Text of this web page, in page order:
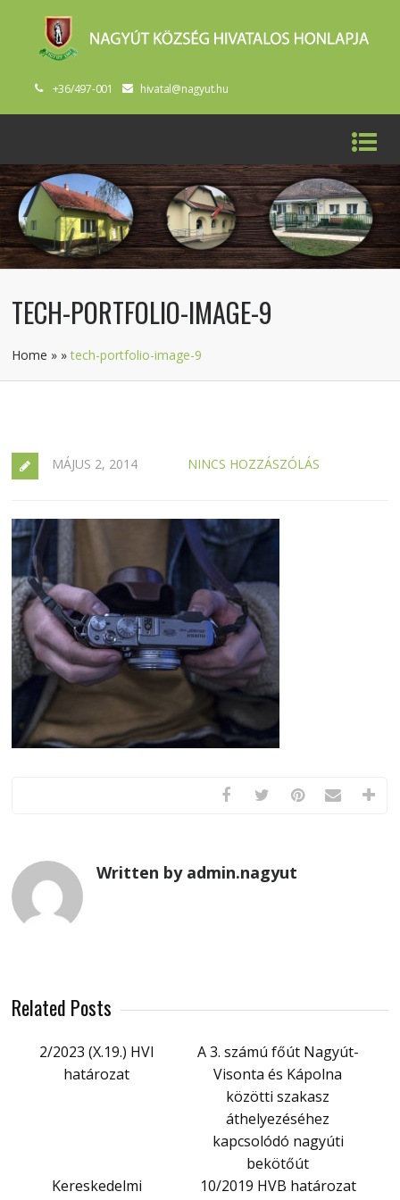
+36/497-001 hivatal@nagyut.hu
TECH-PORTFOLIO-IMAGE-9
Home » »tech-portfolio-image-9
MÁJUS 2, 2014 NINCS HOZZÁSZÓLÁS
Written by admin.nagyut
Related Posts
2/2023 (X.19.) HVI
határozat
A 3. számú főút Nagyút-
Visonta és Kápolna
közötti szakasz
áthelyezéséhez
kapcsolódó nagyúti
bekötőút
Kereskedelmi
10/2019 HVB határozat